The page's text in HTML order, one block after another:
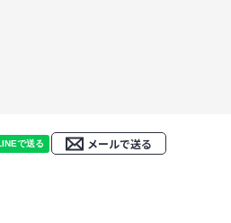
メールで送る